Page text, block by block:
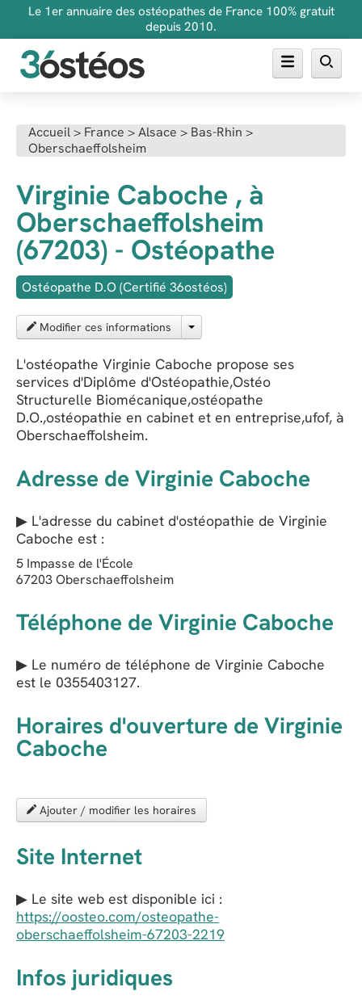
Le 1er annuaire des ostéopathes de France 100% gratuit
depuis 2010.
FAQ
Inscrire son cabinet
Accueil> France >Alsace > Bas-Rhin >
Oberschaeffolsheim
Virginie Caboche , à
Oberschaeffolsheim
(67203) - Ostéopathe
Ostéopathe D.O (Certifié 36ostéos)
Modifier ces informations
L'ostéopathe Virginie Caboche propose ses
services d'Diplôme d'Ostéopathie,Ostéo
Structurelle Biomécanique,ostéopathe
D.O.,ostéopathie en cabinet et en entreprise,ufof, à
Oberschaeffolsheim.
Adresse de Virginie Caboche
▶ L'adresse du cabinet d'ostéopathie de Virginie
Caboche est :
5 Impasse de l'École
67203Oberschaeffolsheim
Téléphone de Virginie Caboche
▶ Le numéro de téléphone de Virginie Caboche
est le 0355403127.
Horaires d'ouverture de Virginie
Caboche
Ajouter / modifier les horaires
Site Internet
▶ Le site web est disponible ici :
https://oosteo.com/osteopathe-
oberschaeffolsheim-67203-2219
Infos juridiques